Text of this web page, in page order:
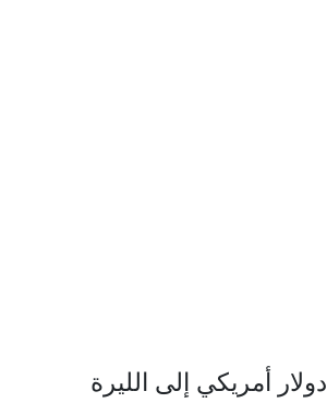
تحويل 50000 دولار أمريكي إلى الليرة